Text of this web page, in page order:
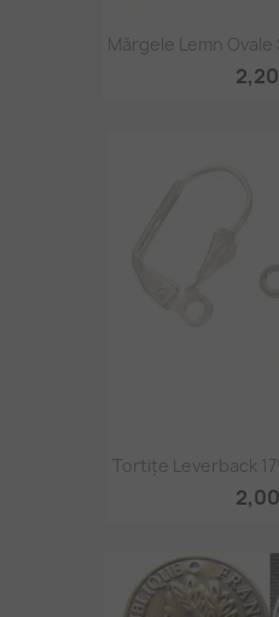
Mărgele Lemn
Tortițe Leverback